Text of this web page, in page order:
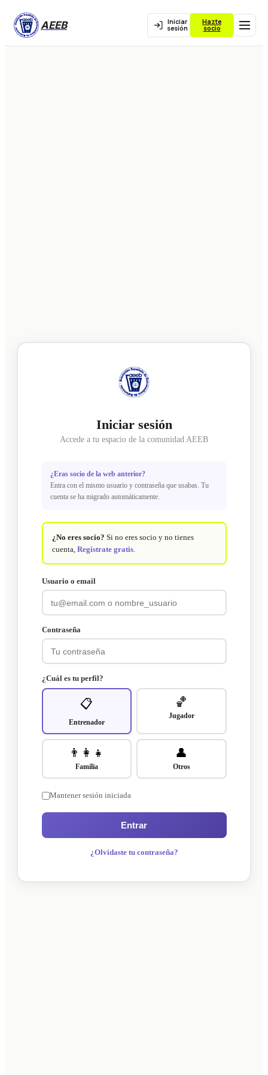
AEEB Iniciar
sesión
Hazte
socio
Iniciar sesión
Accede a tu espacio de la comunidad AEEB
¿Eras socio de la web anterior?
Entra con el mismo usuario y contraseña que usabas. Tu
cuenta se ha migrado automáticamente.
¿No eres socio? Si no eres socio y no tienes
cuenta, Regístrate gratis
Usuario o email
Contraseña
¿Cuál es tu perfil?
📋
Entrenador
🏀
Jugador
👨‍👩‍👧
Familia
👤
Otros
Mantener sesión iniciada
Entrar
¿Olvidaste tu contraseña?